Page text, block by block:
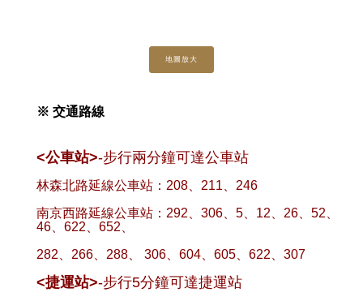
地圖放大
※ 交通路線
<公車站>-步行兩分鐘可達公車站
林森北路延線公車站：208、211、246
南京西路延線公車站：292、306、5、12、26、52、
46、622、652、
282、266、288、 306、604、605、622、307
<捷運站>-步行5分鐘可達捷運站